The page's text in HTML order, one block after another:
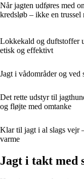
Når jagten udføres med
kredsløb – ikke en trussel
Lokkekald og duftstoffer
etisk og effektivt
Jagt i vådområder og ved
Det rette udstyr til
og fløjte med omtanke
Klar til jagt i al slags vejr
varme
Jagt i takt med